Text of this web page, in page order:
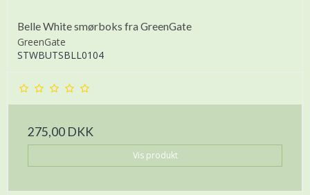
Belle White smørboks fra GreenGate
GreenGate
STWBUTSBLL0104
275,00 DKK
Vis produkt